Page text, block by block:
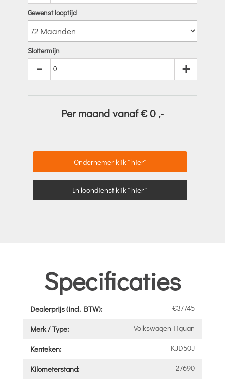
Gewenst looptijd
Slottermijn
- +
Per maand vanaf €0 ,-
Ondernemer klik " hier"
In loondienst klik " hier "
Specificaties
Dealerprijs (incl. BTW): €37745
Merk / Type: Volkswagen Tiguan
Kenteken: KJD50J
Kilometerstand: 27690